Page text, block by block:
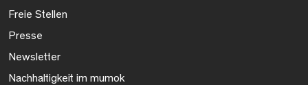
Freie Stellen
Presse
Newsletter
Nachhaltigkeit im mumok